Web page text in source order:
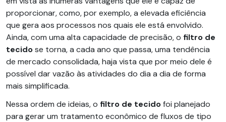
proporcionar, como, por exemplo, a elevada eficiência
que gera aos processos nos quais ele está envolvido.
Ainda, com uma alta capacidade de precisão, o filtro de
tecidose torna, a cada ano que passa, uma tendência
de mercado consolidada, haja vista que por meio dele é
possível dar vazão às atividades do dia a dia de forma
mais simplificada.
Nessa ordem de ideias, o filtro de tecidofoi planejado
para gerar um tratamento econômico de fluxos de tipo